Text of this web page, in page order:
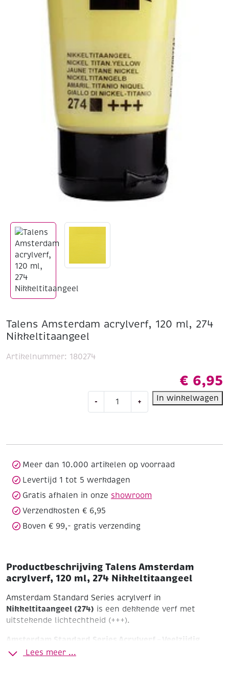
Talens Amsterdam acrylverf, 120 ml, 274
Nikkeltitaangeel
€ 6,95
-
Amsterdam
Nikkeltitaangeel
aantal
+ In winkelwagen
Artikelnummer: 180274
Meer dan 10.000 artikelen op voorraad
Levertijd 1 tot 5 werkdagen
Gratis afhalen in onze showroom
Verzendkosten € 6,95
Boven € 99,- gratis verzending
Productbeschrijving Talens Amsterdam
acrylverf, 120 ml, 274 Nikkeltitaangeel
Amsterdam Standard Series acrylverf in
Nikkeltitaangeel (274) is een dekkende verf met
uitstekende lichtechtheid (+++).
Amsterdam Standard Series Acrylverf – Veelzijdig,
Krachtig en Betrouwbaar
Lees meer ...